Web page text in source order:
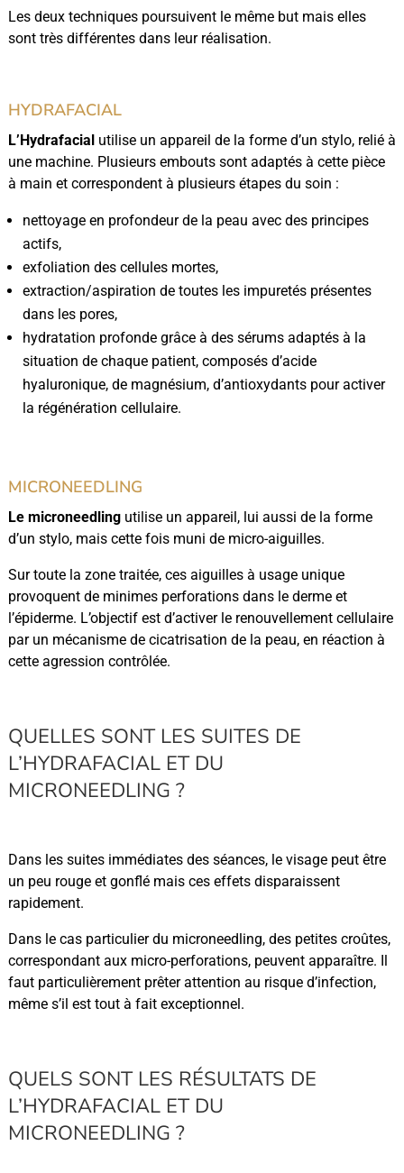
Les deux techniques poursuivent le même but mais elles
sont très différentes dans leur réalisation.
HYDRAFACIAL
L’Hydrafacialutilise un appareil de la forme d’un stylo, relié à
une machine. Plusieurs embouts sont adaptés à cette pièce
à main et correspondent à plusieurs étapes du soin :
nettoyage en profondeur de la peau avec des principes
actifs,
exfoliation des cellules mortes,
extraction/aspiration de toutes les impuretés présentes
dans les pores,
hydratation profonde grâce à des sérums adaptés à la
situation de chaque patient, composés d’acide
hyaluronique, de magnésium, d’antioxydants pour activer
la régénération cellulaire.
MICRONEEDLING
Le microneedlingutilise un appareil, lui aussi de la forme
d’un stylo, mais cette fois muni de micro-aiguilles.
Sur toute la zone traitée, ces aiguilles à usage unique
provoquent de minimes perforations dans le derme et
l’épiderme. L’objectif est d’activer le renouvellement cellulaire
par un mécanisme de cicatrisation de la peau, en réaction à
cette agression contrôlée.
QUELLES SONT LES SUITES DE
L’HYDRAFACIAL ET DU
MICRONEEDLING ?
Dans les suites immédiates des séances, le visage peut être
un peu rouge et gonflé mais ces effets disparaissent
rapidement.
Dans le cas particulier du microneedling, des petites croûtes,
correspondant aux micro-perforations, peuvent apparaître. Il
faut particulièrement prêter attention au risque d’infection,
même s’il est tout à fait exceptionnel.
QUELS SONT LES RÉSULTATS DE
L’HYDRAFACIAL ET DU
MICRONEEDLING ?